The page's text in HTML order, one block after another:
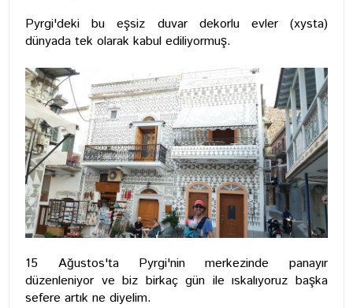
Pyrgi'deki bu eşsiz duvar dekorlu evler (xysta)
dünyada tek olarak kabul ediliyormuş.
15 Ağustos'ta Pyrgi'nin merkezinde panayır
düzenleniyor ve biz birkaç gün ile ıskalıyoruz başka
sefere artık ne diyelim.